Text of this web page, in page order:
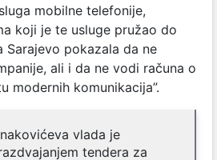
mobilne telefonije,
koji je te usluge pružao do
Sarajevo pokazala da ne
ali i da ne vodi računa o
modernih komunikacija”.
vlada je
tendera za